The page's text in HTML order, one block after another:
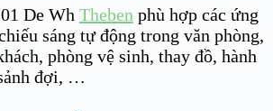
De Wh Theben phù hợp các ứng
sáng tự động trong văn phòng,
phòng vệ sinh, thay đồ, hành
đợi, …